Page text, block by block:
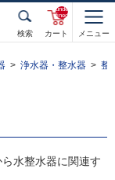
検索 カート
unde
fined
メニュー
浄水器・整水器 整
水整水器に関連す